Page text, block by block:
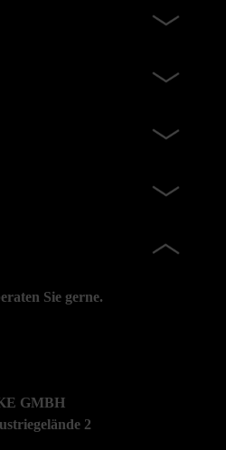
Sie gerne.
GMBH
2